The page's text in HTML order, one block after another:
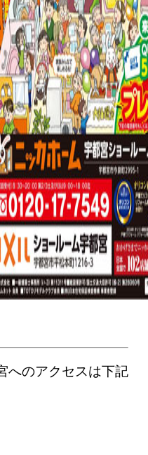
へのアクセスは下記